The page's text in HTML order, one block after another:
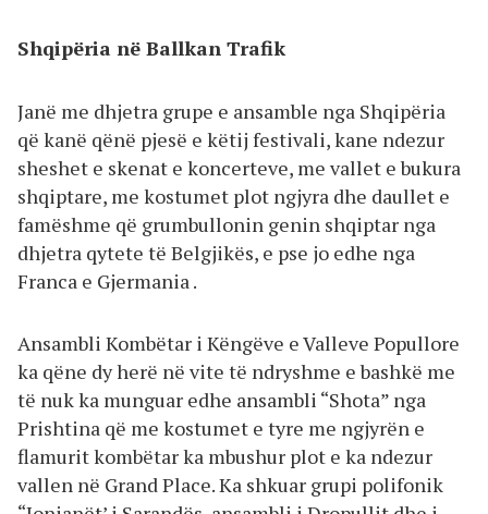
Shqipëria në Ballkan Trafik
Janë me dhjetra grupe e ansamble nga Shqipëria
që kanë qënë pjesë e këtij festivali, kane ndezur
sheshet e skenat e koncerteve, me vallet e bukura
shqiptare, me kostumet plot ngjyra dhe daullet e
famëshme që grumbullonin genin shqiptar nga
dhjetra qytete të Belgjikës, e pse jo edhe nga
Franca e Gjermania .
Ansambli Kombëtar i Këngëve e Valleve Popullore
ka qëne dy herë në vite të ndryshme e bashkë me
të nuk ka munguar edhe ansambli “Shota” nga
Prishtina që me kostumet e tyre me ngjyrën e
flamurit kombëtar ka mbushur plot e ka ndezur
vallen në Grand Place. Ka shkuar grupi polifonik